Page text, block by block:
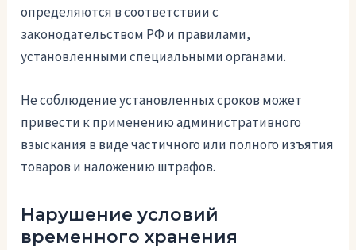
определяются в соответствии с
законодательством РФ и правилами,
установленными специальными органами.
Не соблюдение установленных сроков может
привести к применению административного
взыскания в виде частичного или полного изъятия
товаров и наложению штрафов.
Нарушение условий
временного хранения